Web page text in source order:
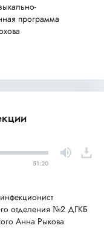
программа
51:20
отделения №2 ДГКБ
Анна Рыкова